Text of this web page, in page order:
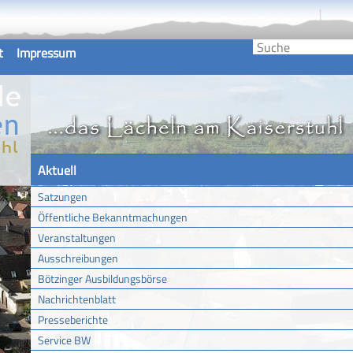
Impressum
Aktuell
Satzungen
Öffentliche Bekanntmachungen
Veranstaltungen
Ausschreibungen
Bötzinger Ausbildungsbörse
Nachrichtenblatt
Presseberichte
Service BW